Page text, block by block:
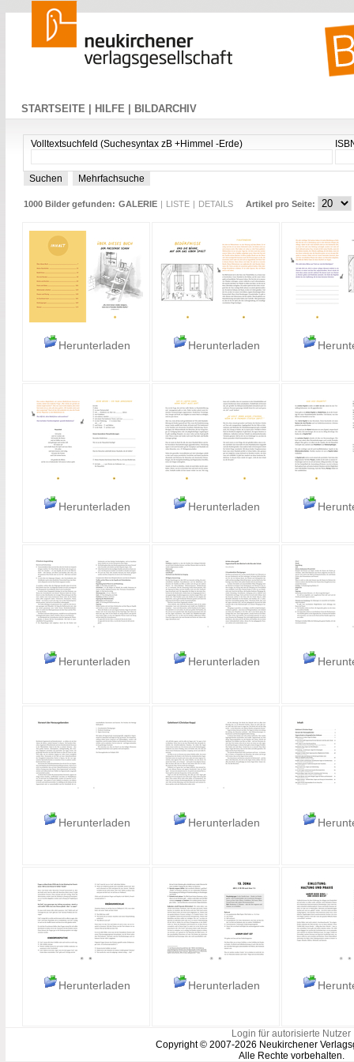
STARTSEITE | HILFE | BILDARCHIV
Volltextsuchfeld (Suchesyntax zB +Himmel -Erde)
1000 Bilder gefunden: GALERIE | LISTE | DETAILS Artikel pro Seite:
Herunterladen Herunterladen
Herunterladen Herunterladen
Herunterladen Herunterladen
Herunterladen Herunterladen
Herunterladen Herunterladen
Login für autorisierte Nutzer
Copyright © 2007-2026 Neukirchener
Alle Rechte vorbehalten.